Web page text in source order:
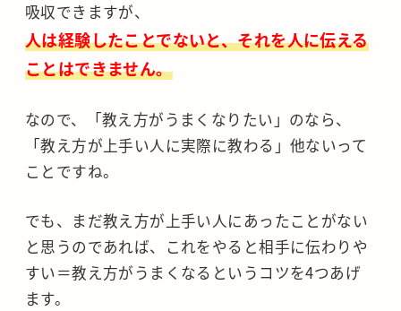
吸収できますが、
人は経験したことでないと、それを人に伝える
ことはできません。
なので、「教え方がうまくなりたい」のなら、
「教え方が上手い人に実際に教わる」他ないって
ことですね。
でも、まだ教え方が上手い人にあったことがない
と思うのであれば、これをやると相手に伝わりや
すい＝教え方がうまくなるというコツを4つあげ
ます。